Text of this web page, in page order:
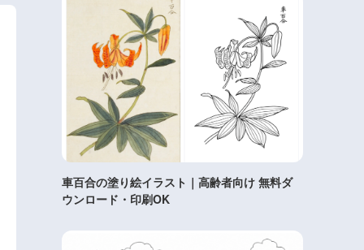
車百合の塗り絵イラスト｜高齢者向け 無料ダ
ウンロード・印刷OK